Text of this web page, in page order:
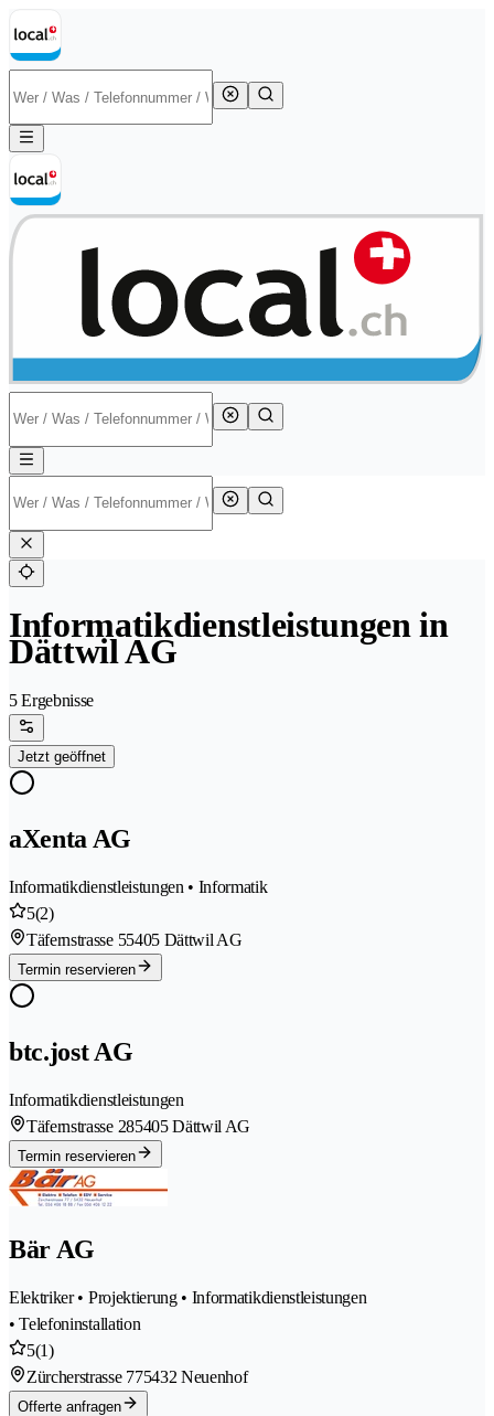
Informatikdienstleistungen in
Dättwil AG
5 Ergebnisse
Jetzt geöffnet
aXenta AG
Informatikdienstleistungen • Informatik
5(2)
Täfernstrasse 55405 Dättwil AG
Termin reservieren
btc.jost AG
Informatikdienstleistungen
Täfernstrasse 285405 Dättwil AG
Termin reservieren
Bär AG
Elektriker • Projektierung • Informatikdienstleistungen
• Telefoninstallation
5(1)
Zürcherstrasse 775432 Neuenhof
Offerte anfragen